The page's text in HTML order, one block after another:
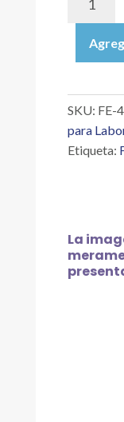
404U
BAÑO
SECO
2
BLOQUES,
0.5ºC
CON
PUERTO
SKU: FE-
para
Etiqueta:
La